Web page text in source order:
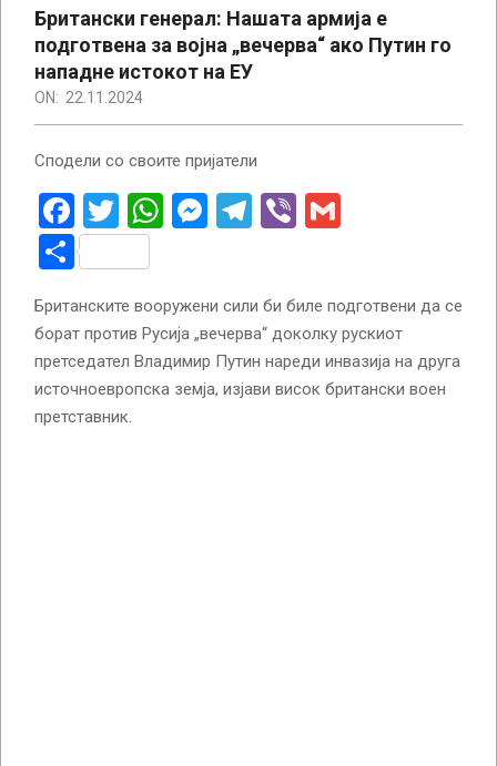
Британски генерал: Нашата армија е
подготвена за војна „вечерва“ ако Путин го
нападне истокот на ЕУ
ON: 22.11.2024
Сподели со своите пријатели
Facebook
Twitter
WhatsApp
Messenger
Telegram
Viber
Share
Британските вооружени сили би биле подготвени да се
борат против Русија „вечерва“ доколку рускиот
претседател Владимир Путин нареди инвазија на друга
источноевропска земја, изјави висок британски воен
претставник.